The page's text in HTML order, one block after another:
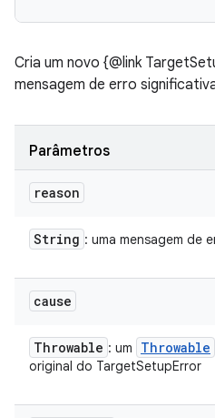
Cria um novo {@link
mensagem de erro
Parâmetros
reason
String : uma mensagem de
cause
Throwable : um Throwable
original do TargetSetupError